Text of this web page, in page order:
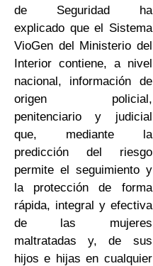
de Seguridad ha
explicado que el Sistema
VioGen del Ministerio del
Interior contiene, a nivel
nacional, información de
origen policial,
penitenciario y judicial
que, mediante la
predicción del riesgo
permite el seguimiento y
la protección de forma
rápida, integral y efectiva
de las mujeres
maltratadas y, de sus
hijos e hijas en cualquier